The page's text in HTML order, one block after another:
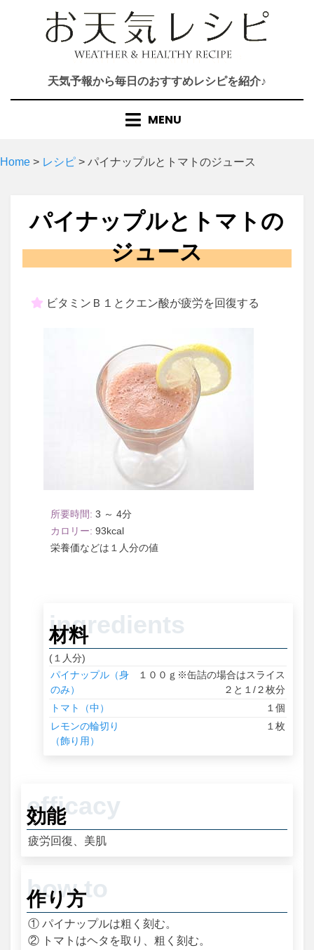
天気予報から毎日のおすすめレシピを紹介♪
MENU
Home > レシピ > パイナップルとトマトのジュース
パイナップルとトマトの
ジュース
ビタミンＢ１とクエン酸が疲労を回復する
3 ～ 4
93
１人分
材料
(１人分)
パイナップル（身
のみ）
１００ｇ※缶詰の場合はスライス
２と１/２枚分
トマト（中）
１個
レモンの輪切り
（飾り用）
１枚
効能
疲労回復、美肌
作り方
① パイナップルは粗く刻む。
② トマトはヘタを取り、粗く刻む。